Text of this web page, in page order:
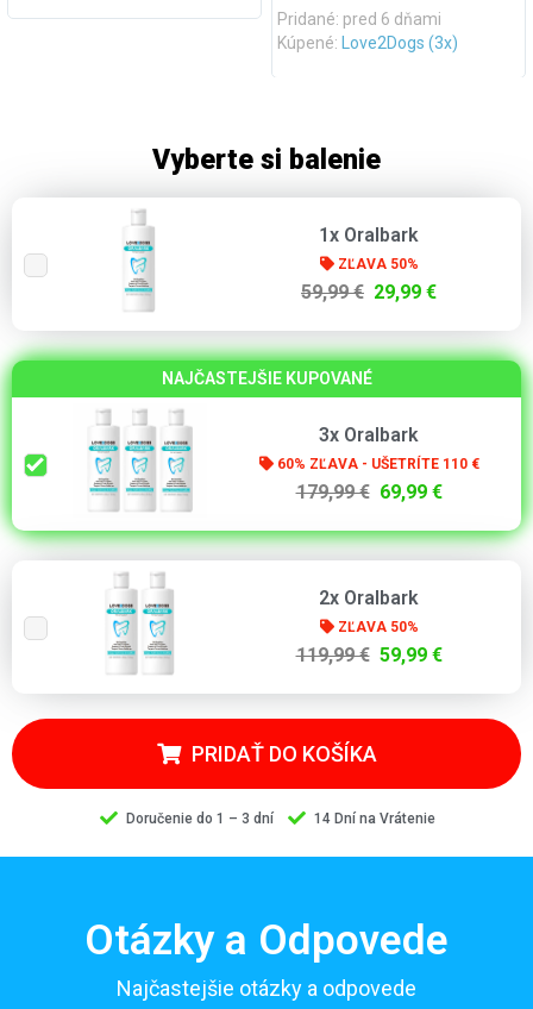
Pridané: pred 6 dňami
Kúpené:
Love2Dogs (3x)
Vyberte si balenie
1x Oralbark
ZĽAVA 50%
59,99 € 29,99 €
NAJČASTEJŠIE KUPOVANÉ
3x Oralbark
60% ZĽAVA - UŠETRÍTE 110 €
179,99 € 69,99 €
2x Oralbark
ZĽAVA 50%
119,99 € 59,99 €
PRIDAŤ DO KOŠÍKA
Doručenie do 1 – 3 dní 14 Dní na Vrátenie
Otázky a Odpovede
Najčastejšie otázky a odpovede